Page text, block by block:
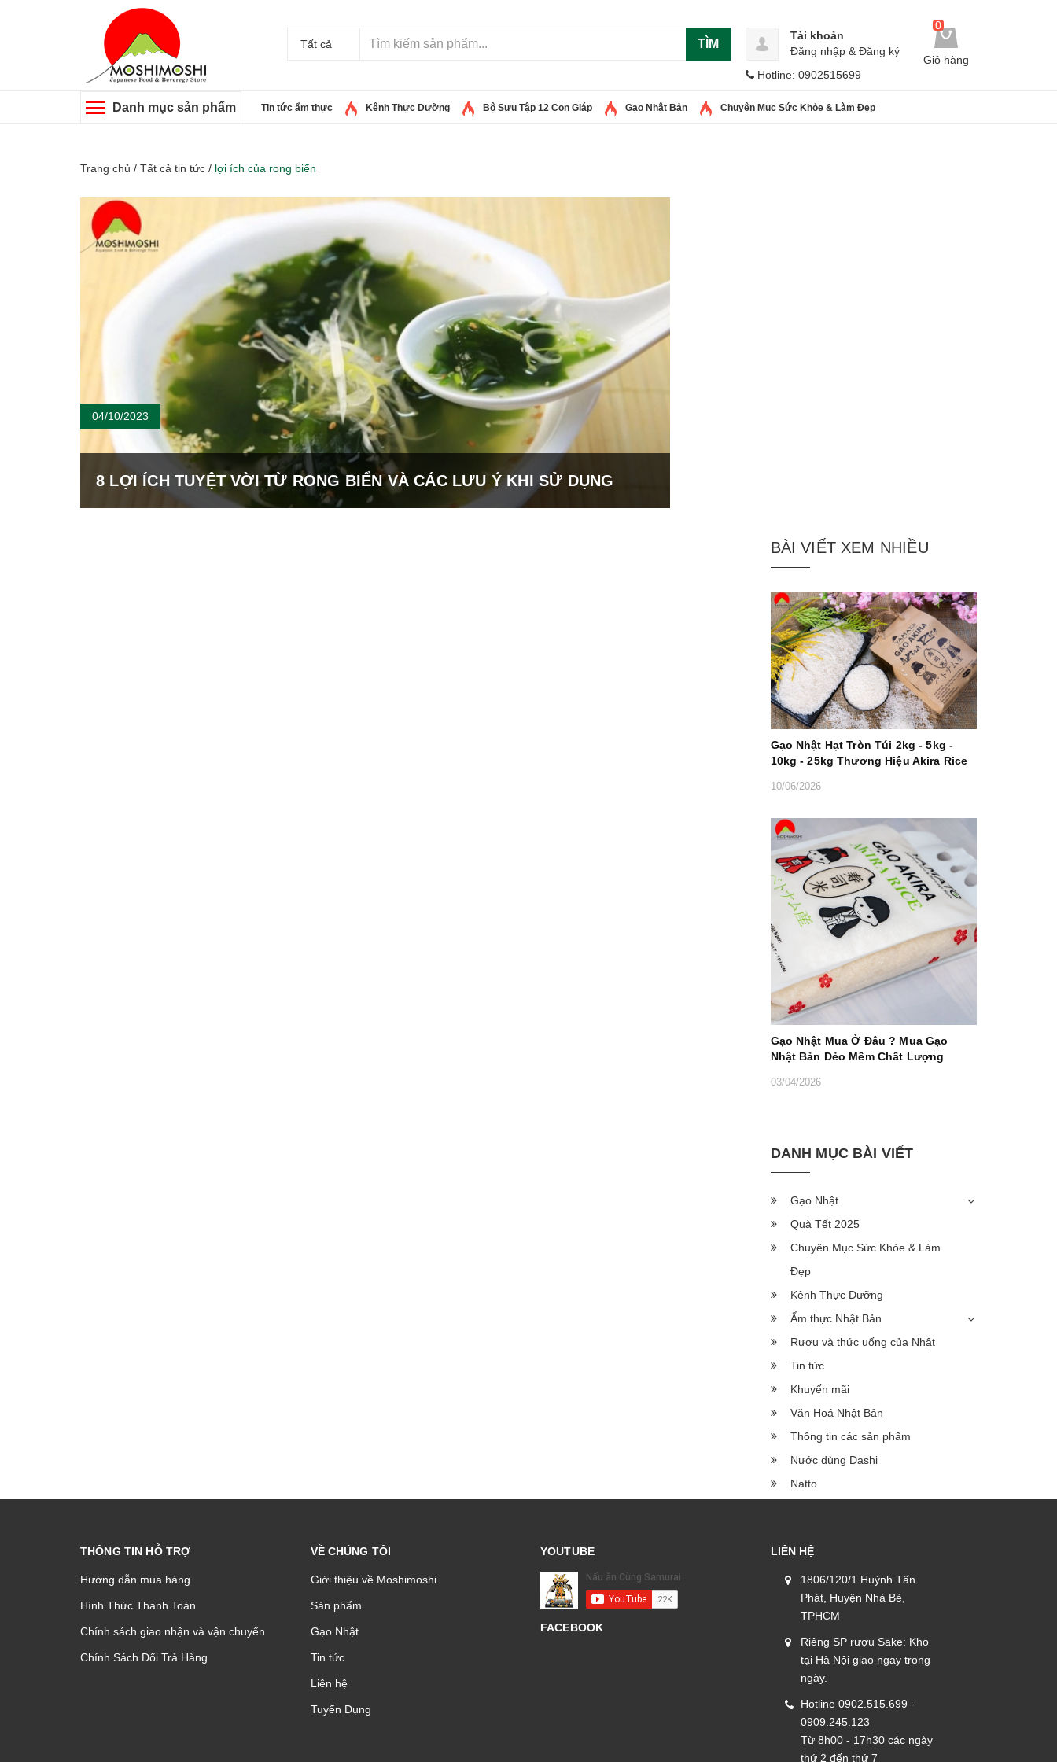
Tất cả TÌM
0
Giỏ hàng
Tài khoản
Đăng nhập & Đăng ký
Hotline: 0902515699
Danh mục sản phẩm Tin tức ẩm thực Kênh Thực Dưỡng Bộ Sưu Tập 12 Con Giáp Gạo Nhật Bản Chuyên Mục Sức Khỏe & Làm Đẹp
Trang chủ / Tất cả tin tức / lợi ích của rong biển
04/10/2023
8 LỢI ÍCH TUYỆT VỜI TỪ RONG BIỂN VÀ CÁC LƯU Ý KHI SỬ DỤNG
BÀI VIẾT XEM NHIỀU
Gạo Nhật Hạt Tròn Túi 2kg - 5kg -
10kg - 25kg Thương Hiệu Akira Rice
10/06/2026
Gạo Nhật Mua Ở Đâu ? Mua Gạo
Nhật Bản Dẻo Mềm Chất Lượng
03/04/2026
DANH MỤC BÀI VIẾT
Gạo Nhật
Quà Tết 2025
Chuyên Mục Sức Khỏe & Làm
Đẹp
Kênh Thực Dưỡng
Ẩm thực Nhật Bản
Rượu và thức uống của Nhật
Tin tức
Khuyến mãi
Văn Hoá Nhật Bản
Thông tin các sản phẩm
Nước dùng Dashi
Natto
THÔNG TIN HỖ TRỢ
Hướng dẫn mua hàng
Hình Thức Thanh Toán
Chính sách giao nhận và vận chuyển
Chính Sách Đổi Trả Hàng
VỀ CHÚNG TÔI
Giới thiệu về Moshimoshi
Sản phẩm
Gạo Nhật
Tin tức
Liên hệ
Tuyển Dụng
YOUTUBE
FACEBOOK
LIÊN HỆ
1806/120/1 Huỳnh Tấn
Phát, Huyện Nhà Bè,
TPHCM
Riêng SP rượu Sake: Kho
tại Hà Nội giao ngay trong
ngày.
Hotline 0902.515.699 -
0909.245.123
Từ 8h00 - 17h30 các ngày
thứ 2 đến thứ 7